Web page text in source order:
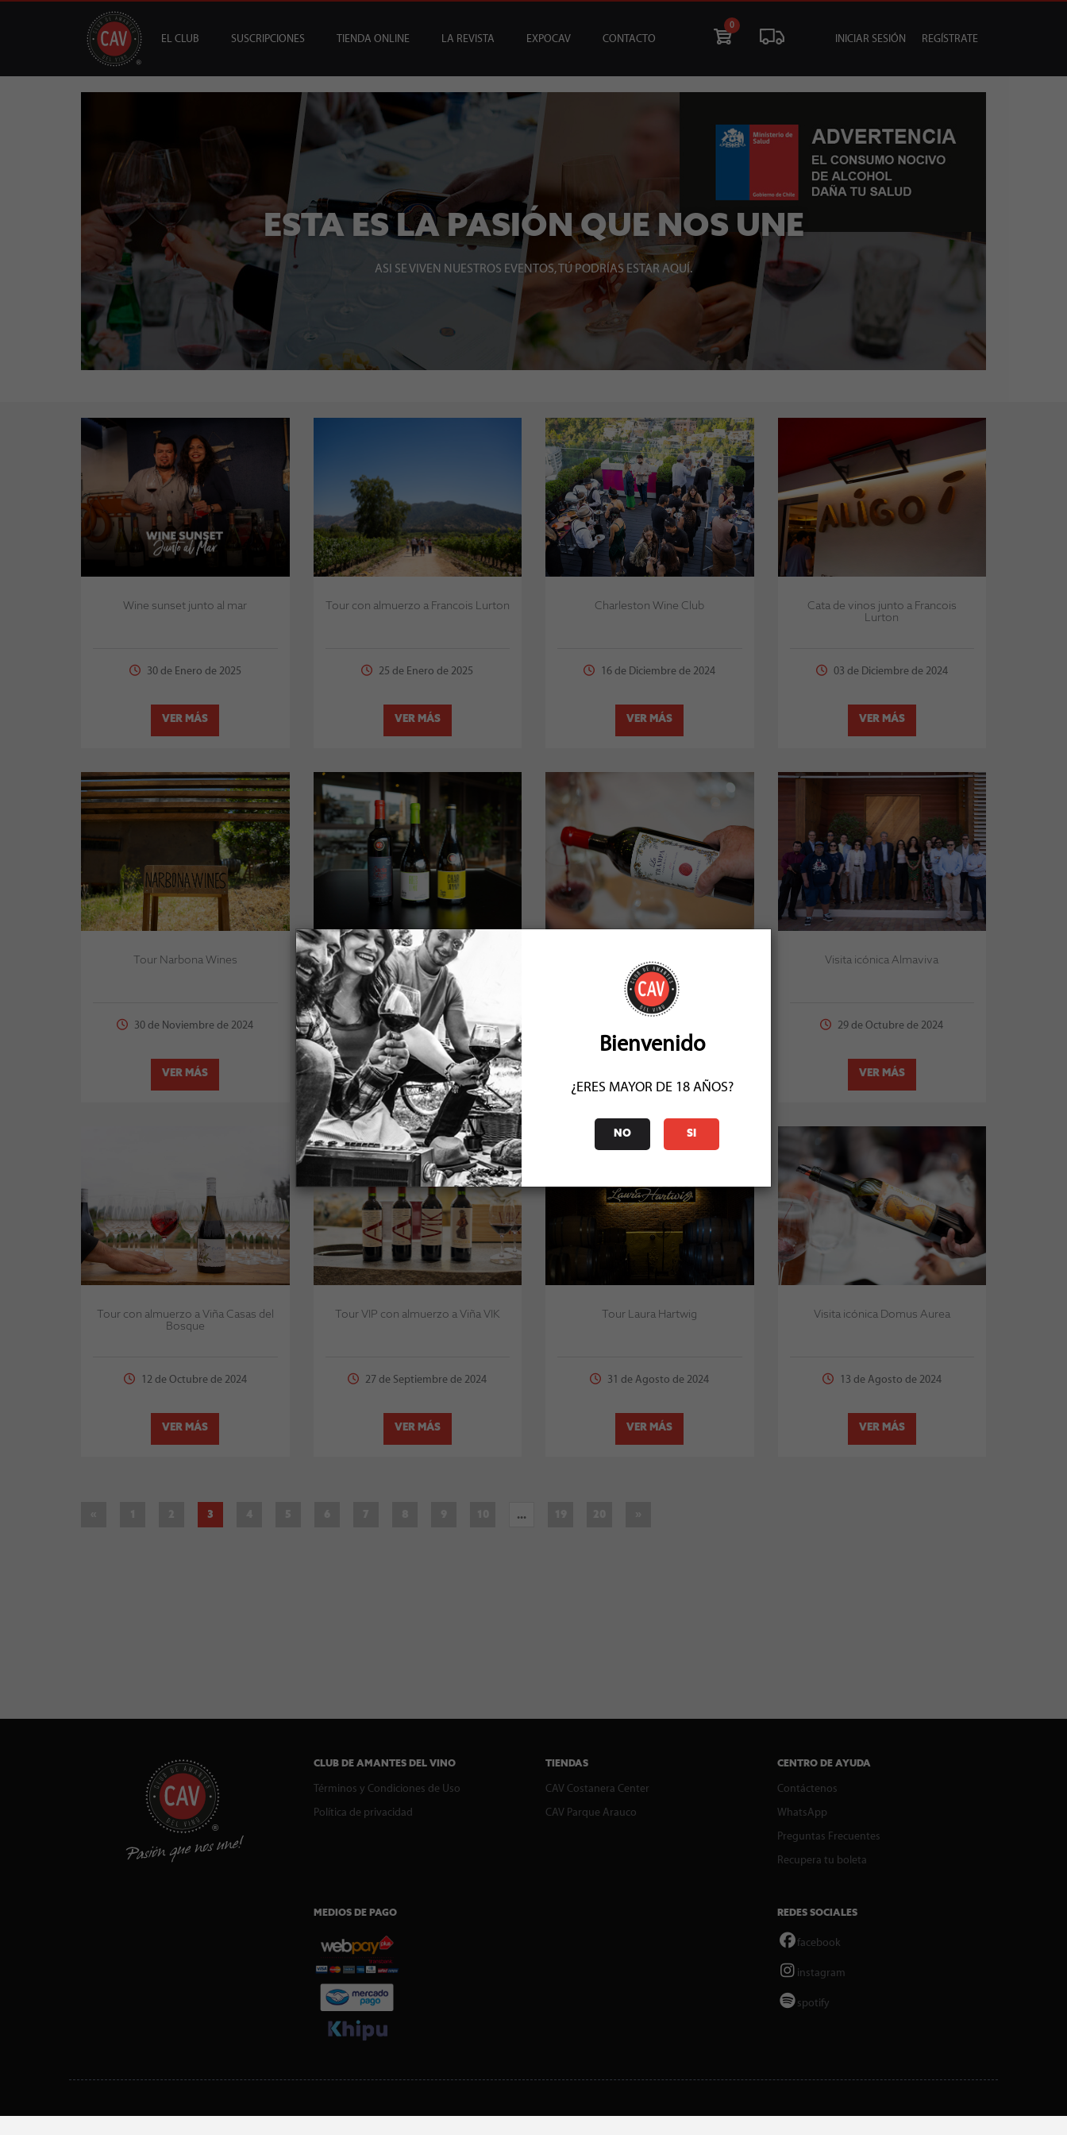
EL CLUB
CAV + BENEFICIOS VINOS DEL MES EVENTOS MESA DE CATA SOCIALES
SUSCRIPCIONES
SUSCRIPCIONES SUSCRIPCIONES ÍCONOS REGALAR SUSCRIPCIÓN
TIENDA ONLINE
OFERTAS DESTACADOS VINOS BAR CAV BAJOS Y SIN ALCOHOL LIQUIDACIÓN TU EVENTO
LA REVISTA
GUÍA MESA DE CATA ARTÍCULOS EDICIONES SOMMELIER
EXPOCAV CONTACTO
0
INICIAR SESIÓN REGÍSTRATE
ESTA ES LA PASIÓN QUE NOS UNE
ASI SE VIVEN NUESTROS EVENTOS, TÚ PODRÍAS ESTAR AQUÍ.
Wine sunset junto al mar
30 de Enero de 2025
VER MÁS
Tour con almuerzo a Francois Lurton
25 de Enero de 2025
VER MÁS
Charleston Wine Club
16 de Diciembre de 2024
VER MÁS
Cata de vinos junto a Francois
Lurton
03 de Diciembre de 2024
VER MÁS
Tour Narbona Wines
30 de Noviembre de 2024
VER MÁS
Viñe2 de autor: P.S. García y Cancha
Alegre
20 de Noviembre de 2024
VER MÁS
Cena icónica junto a Viña Casas del
Bosque en Matsuri
Visita icónica Almaviva
29 de Octubre de 2024
VER MÁS
Tour con almuerzo a Viña Casas del
Bosque
12 de Octubre de 2024
VER MÁS
Tour VIP con almuerzo a Viña VIK
27 de Septiembre de 2024
VER MÁS
Tour Laura Hartwig
31 de Agosto de 2024
VER MÁS
Visita icónica Domus Aurea
13 de Agosto de 2024
VER MÁS
3 ...
Bienvenido
¿ERES MAYOR DE 18 AÑOS?
NO SI
CLUB DE AMANTES DEL VINO
Términos y Condiciones de Uso
Política de privacidad
TIENDAS
CAV Costanera Center
CAV Parque Arauco
CENTRO DE AYUDA
Contáctenos
WhatsApp
Preguntas Frecuentes
Recupera tu boleta
REDES SOCIALES
facebook
instagram
spotify
MEDIOS DE PAGO